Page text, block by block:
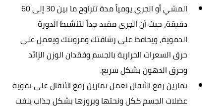
المشي أو الجري يومياً مدة تتراوح ما بين 30 إلى 60
دقيقة، حيث أن الجري مفيد جداً لتنشيط الدورة
الدموية، ويحافظ على رشاقتك ومرونتك ويعمل على
حرق السعرات الحرارية بالجسم وفقدان الوزن الزائد
وحرق الدهون بشكل سريع.
تمارين رفع الأثقال تعمل تمارين رفع الأثقال على تقوية
عضلات الجسم ككل ونحتها وبروزها بشكل جذاب يلفت